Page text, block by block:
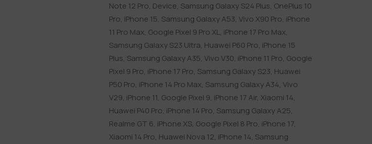
Note 12 Pro, Device, Samsung Galaxy S24 Plus, OnePlus 10
Pro, iPhone 15, Samsung Galaxy A53, Vivo X90 Pro, iPhone
11 Pro Max, Google Pixel 9 Pro XL, iPhone 17 Pro Max,
Samsung Galaxy S23 Ultra, Huawei P60 Pro, iPhone 15
Plus, Samsung Galaxy A35, Vivo V30, iPhone 11 Pro, Google
Pixel 9 Pro, iPhone 17 Pro, Samsung Galaxy S23, Huawei
P50 Pro, iPhone 14 Pro Max, Samsung Galaxy A34, Vivo
V29, iPhone 11, Google Pixel 9, iPhone 17 Air, Xiaomi 14,
Huawei P40 Pro, iPhone 14 Pro, Samsung Galaxy A25,
Realme GT 6, iPhone XS, Google Pixel 8 Pro, iPhone 17,
Xiaomi 14 Pro, Huawei Nova 12, iPhone 14, Samsung